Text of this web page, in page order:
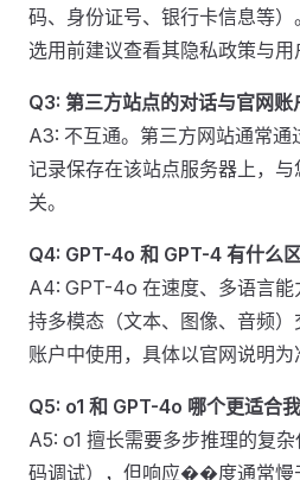
码、身份证号、银行卡信息等）
选用前建议查看其隐私政策与用
Q3: 第三方站点的对话与官网账
A3: 不互通。第三方网站通常
记录保存在该站点服务器上，
关。
Q4: GPT-4o 和 GPT-4 有什么区
A4: GPT-4o 在速度、多语言能
持多模态（文本、图像、音频
账户中使用，具体以官网说明为
Q5: o1 和 GPT-4o 哪个更适合我
A5: o1 擅长需要多步推理的复
码调试），但响应��度通常慢